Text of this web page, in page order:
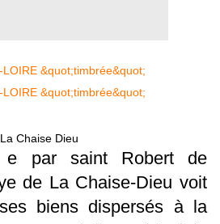
La Chaise Dieu
par saint Robert de
de La Chaise-Dieu voit
biens dispersés à la